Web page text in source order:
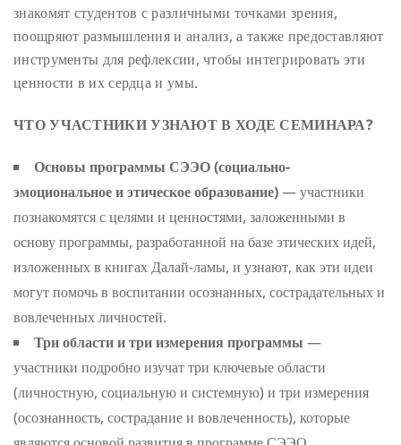
знакомят студентов с различными точками зрения,
поощряют размышления и анализ, а также предоставляют
инструменты для рефлексии, чтобы интегрировать эти
ценности в их сердца и умы.
ЧТО УЧАСТНИКИ УЗНАЮТ В ХОДЕ СЕМИНАРА?
Основы программы СЭЭО (социально-
эмоциональное и этическое образование)— участники
познакомятся с целями и ценностями, заложенными в
основу программы, разработанной на базе этических идей,
изложенных в книгах Далай-ламы, и узнают, как эти идеи
могут помочь в воспитании осознанных, сострадательных и
вовлеченных личностей.
Три области и три измерения программы —
участники подробно изучат три ключевые области
(личностную, социальную и системную) и три измерения
(осознанность, сострадание и вовлеченность), которые